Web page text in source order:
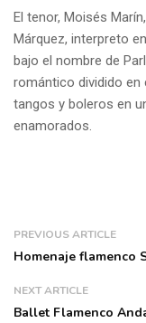
El tenor, Moisés
Márquez, interpreto
bajo el nombre de
romántico dividido en
tangos y boleros en
enamorados.
PREVIOUS ARTICLE
Homenaje flamenco
NEXT ARTICLE
Ballet Flamenco